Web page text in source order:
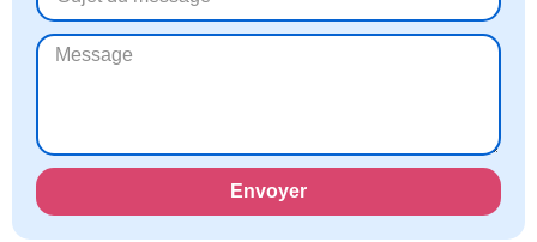
Envoyer